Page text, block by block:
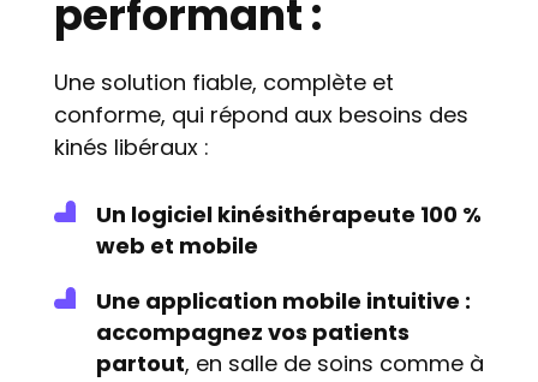
performant :
Une solution fiable, complète et
conforme, qui répond aux besoins des
kinés libéraux :
Un logiciel kinésithérapeute 100 %
web et mobile
Une application mobile intuitive :
accompagnez vos patients
partout, en salle de soins comme à